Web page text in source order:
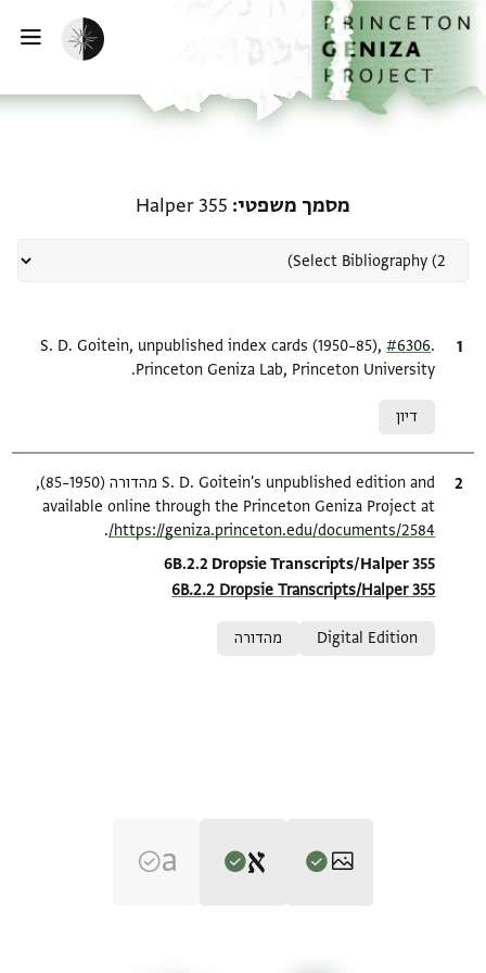
לתוכןהבית
הפעלת מצב כהה
מסמך משפטי Halper 355
ציטוט S. D. Goitein, unpublished index cards (1950–85),#6306
Princeton Geniza Lab, Princeton University.
דיון
ציטוט
S. D. Goitein's unpublished edition and מהדורה (1950–85),
available online through the Princeton Geniza Project at
https://geniza.princeton.edu/documents/2584/
.
Location in source
6B.2.2 Dropsie Transcripts/Halper 355
6B.2.2 Dropsie Transcripts/Halper 355
Digital Edition
מהדורה